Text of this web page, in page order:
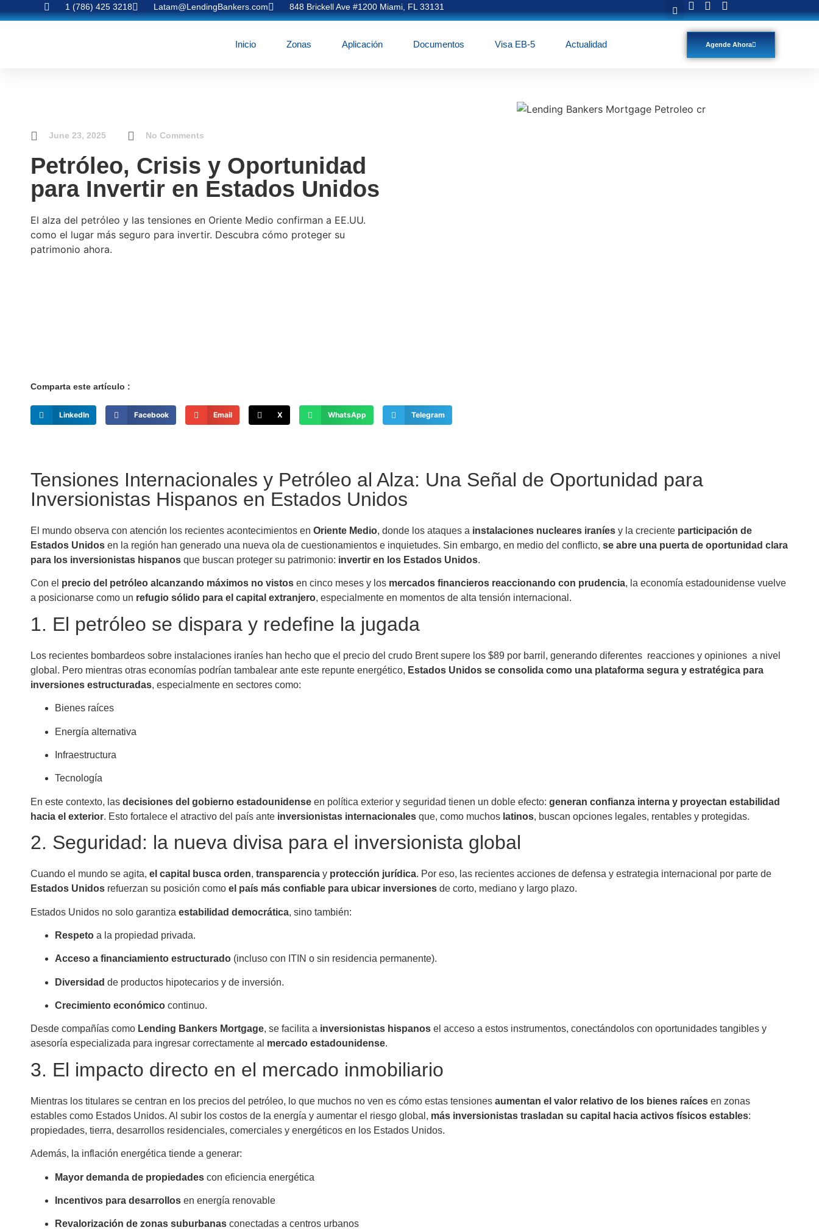
1 (786) 425 3218 Latam@LendingBankers.com 848 Brickell Ave #1200 Miami, FL 33131
Inicio Zonas Aplicación Documentos Visa EB-5 Actualidad Agende Ahora
June 23, 2025 No Comments
Petróleo, Crisis y Oportunidad
para Invertir en Estados Unidos
El alza del petróleo y las tensiones en Oriente Medio confirman a EE.UU.
como el lugar más seguro para invertir. Descubra cómo proteger su
patrimonio ahora.
Comparta este artículo :
LinkedIn Facebook Email X WhatsApp Telegram
Tensiones Internacionales y Petróleo al Alza: Una Señal de Oportunidad para
Inversionistas Hispanos en Estados Unidos
El mundo observa con atención los recientes acontecimientos en Oriente Medio, donde los ataques a instalaciones nucleares iraníes y la creciente participación de
Estados Unidos en la región han generado una nueva ola de cuestionamientos e inquietudes. Sin embargo, en medio del conflicto, se abre una puerta de oportunidad clara
para los inversionistas hispanos que buscan proteger su patrimonio: invertir en los Estados Unidos.
Con el precio del petróleo alcanzando máximos no vistos en cinco meses y los mercados financieros reaccionando con prudencia, la economía estadounidense vuelve
a posicionarse como un refugio sólido para el capital extranjero, especialmente en momentos de alta tensión internacional.
1. El petróleo se dispara y redefine la jugada
Los recientes bombardeos sobre instalaciones iraníes han hecho que el precio del crudo Brent supere los $89 por barril, generando diferentes reacciones y opiniones a nivel
global. Pero mientras otras economías podrían tambalear ante este repunte energético, Estados Unidos se consolida como una plataforma segura y estratégica para
inversiones estructuradas, especialmente en sectores como:
Bienes raíces
Energía alternativa
Infraestructura
Tecnología
En este contexto, las decisiones del gobierno estadounidense en política exterior y seguridad tienen un doble efecto: generan confianza interna y proyectan estabilidad
hacia el exterior. Esto fortalece el atractivo del país ante inversionistas internacionales que, como muchos latinos, buscan opciones legales, rentables y protegidas.
2. Seguridad: la nueva divisa para el inversionista global
Cuando el mundo se agita, el capital busca orden, transparencia y protección jurídica. Por eso, las recientes acciones de defensa y estrategia internacional por parte de
Estados Unidos refuerzan su posición como el país más confiable para ubicar inversiones de corto, mediano y largo plazo.
Estados Unidos no solo garantiza estabilidad democrática, sino también:
Respeto a la propiedad privada.
Acceso a financiamiento estructurado (incluso con ITIN o sin residencia permanente).
Diversidad de productos hipotecarios y de inversión.
Crecimiento económico continuo.
Desde compañías como Lending Bankers Mortgage, se facilita a inversionistas hispanos el acceso a estos instrumentos, conectándolos con oportunidades tangibles y
asesoría especializada para ingresar correctamente al mercado estadounidense.
3. El impacto directo en el mercado inmobiliario
Mientras los titulares se centran en los precios del petróleo, lo que muchos no ven es cómo estas tensiones aumentan el valor relativo de los bienes raíces en zonas
estables como Estados Unidos. Al subir los costos de la energía y aumentar el riesgo global, más inversionistas trasladan su capital hacia activos físicos estables:
propiedades, tierra, desarrollos residenciales, comerciales y energéticos en los Estados Unidos.
Además, la inflación energética tiende a generar:
Mayor demanda de propiedades con eficiencia energética
Incentivos para desarrollos en energía renovable
Revalorización de zonas suburbanas conectadas a centros urbanos